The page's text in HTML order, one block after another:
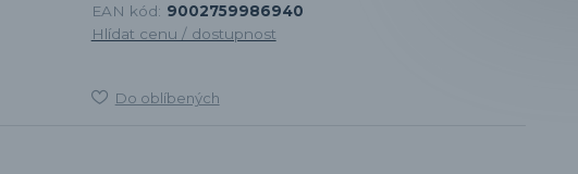
EAN kód: 9002759986940
Hlídat cenu / dostupnost
Do oblíbených